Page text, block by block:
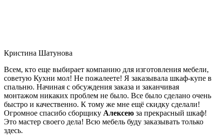
Кристина Шатунова
Всем, кто еще выбирает компанию для изготовления мебели,
советую Кухни мол! Не пожалеете! Я заказывала шкаф-купе в
спальню. Начиная с обсуждения заказа и заканчивая
монтажом никаких проблем не было. Все было сделано очень
быстро и качественно. К тому же мне ещё скидку сделали!
Огромное спасибо сборщику Алексею за прекрасный шкаф!
Это мастер своего дела! Всю мебель буду заказывать только
здесь.